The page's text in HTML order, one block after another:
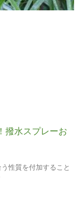
撥水スプレーお
性質を付加すること